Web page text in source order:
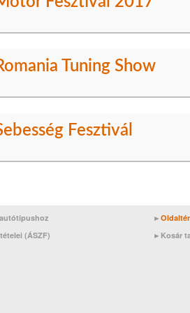
Tuning Show
Fesztivál
(ÁSZF)
►
► Kosár